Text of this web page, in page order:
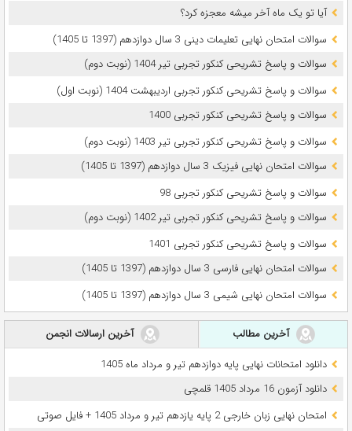
آیا تو یک ماه آخر میشه معجزه کرد؟
سوالات امتحان نهایی تعلیمات دینی 3 سال دوازدهم (1397 تا 1405)
سوالات و پاسخ تشریحی کنکور تجربی تیر 1404 (نوبت دوم)
سوالات و پاسخ تشریحی کنکور تجربی اردیبهشت 1404 (نوبت اول)
سوالات و پاسخ تشریحی کنکور تجربی 1400
سوالات و پاسخ تشریحی کنکور تجربی تیر 1403 (نوبت دوم)
سوالات امتحان نهایی فیزیک 3 سال دوازدهم (1397 تا 1405)
سوالات و پاسخ تشریحی کنکور تجربی 98
سوالات و پاسخ تشریحی کنکور تجربی تیر 1402 (نوبت دوم)
سوالات و پاسخ تشریحی کنکور تجربی 1401
سوالات امتحان نهایی فارسی 3 سال دوازدهم (1397 تا 1405)
سوالات امتحان نهایی شیمی 3 سال دوازدهم (1397 تا 1405)
آخرین مطالب
آخرین ارسالات انجمن
دانلود امتحانات نهایی پایه دوازدهم تیر و مرداد ماه 1405
دانلود آزمون 16 مرداد 1405 قلمچی
امتحان نهایی زبان خارجی 2 پایه یازدهم تیر و مرداد 1405 + فایل صوتی